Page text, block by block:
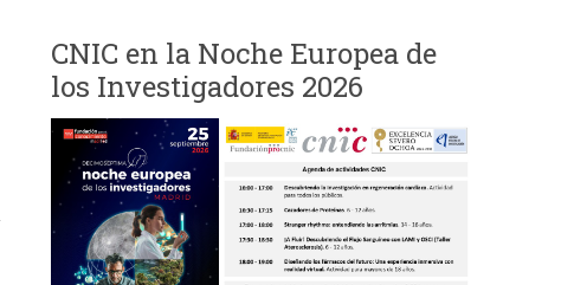
q
u
e
d
CNIC en la Noche Europea de
los Investigadores 2026